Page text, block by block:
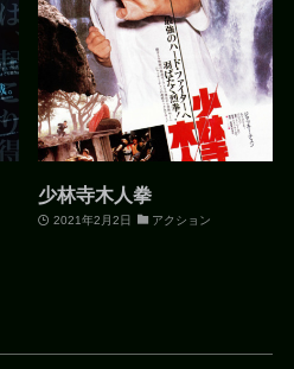
少林寺木人拳
2021年2月2日 アクション